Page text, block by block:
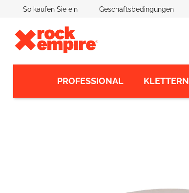
So kaufen Sie ein Geschäftsbedingungen
PROFESSIONAL KLETTERN